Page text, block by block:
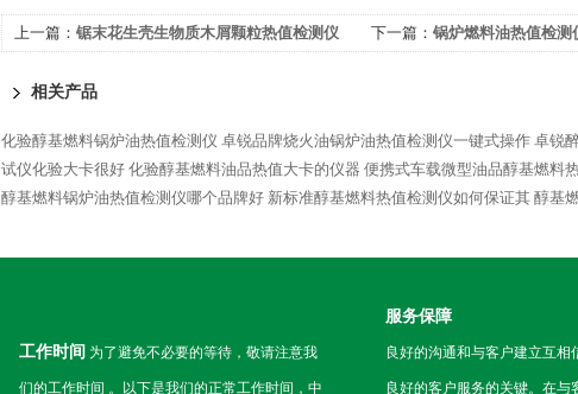
上一篇： 锯末花生壳生物质木屑颗粒热值检测仪
下一篇： 锅炉燃料油热值检测
相关产品
化验醇基燃料锅炉油热值检测仪 卓锐品牌烧火油锅炉油热值检测仪一键式操作 卓锐
试仪化验大卡很好 化验醇基燃料油品热值大卡的仪器 便携式车载微型油品醇基燃料
醇基燃料锅炉油热值检测仪哪个品牌好 新标准醇基燃料热值检测仪如何保证其 醇基
工作时间 为了避免不必要的等待，敬请注意我
们的工作时间 。以下是我们的正常工作时间，中
服务保障
良好的沟通和与客户建立互相
良好的客户服务的关键。在与